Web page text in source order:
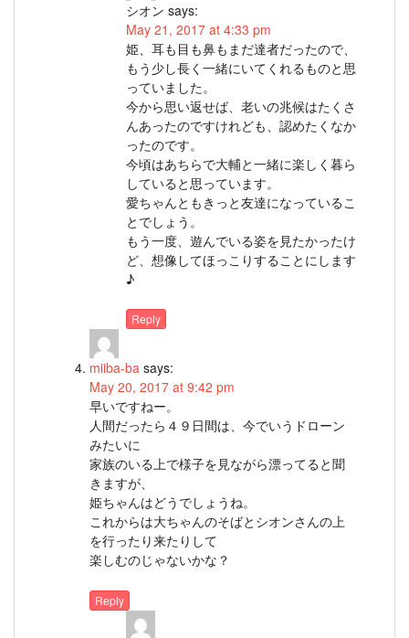
シオン says:
May 21, 2017 at 4:33 pm
姫、耳も目も鼻もまだ達者だったので、
もう少し長く一緒にいてくれるものと思
っていました。
今から思い返せば、老いの兆候はたくさ
んあったのですけれども、認めたくなか
ったのです。
今頃はあちらで大輔と一緒に楽しく暮ら
していると思っています。
愛ちゃんともきっと友達になっているこ
とでしょう。
もう一度、遊んでいる姿を見たかったけ
ど、想像してほっこりすることにします
♪
Reply
miiba-ba says:
May 20, 2017 at 9:42 pm
早いですねー。
人間だったら４９日間は、今でいうドローン
みたいに
家族のいる上で様子を見ながら漂ってると聞
きますが、
姫ちゃんはどうでしょうね。
これからは大ちゃんのそばとシオンさんの上
を行ったり来たりして
楽しむのじゃないかな？
Reply